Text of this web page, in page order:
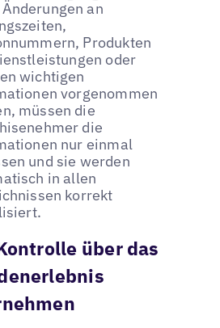
an
Produkten
oder
wichtigen
vorgenommen
müssen die
die
nur einmal
und sie werden
in allen
korrekt
über das